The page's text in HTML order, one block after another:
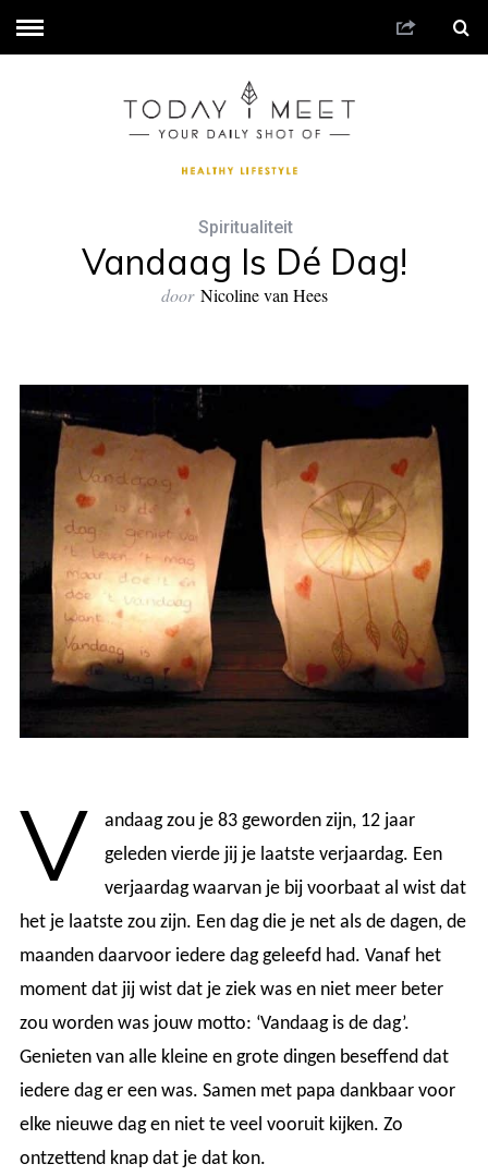
Spiritualiteit
Vandaag Is Dé Dag!
door Nicoline van Hees
V
andaag zou je 83 geworden zijn, 12 jaar
geleden vierde jij je laatste verjaardag. Een
verjaardag waarvan je bij voorbaat al wist dat
het je laatste zou zijn. Een dag die je net als de dagen, de
maanden daarvoor iedere dag geleefd had. Vanaf het
moment dat jij wist dat je ziek was en niet meer beter
zou worden was jouw motto: ‘Vandaag is de dag’.
Genieten van alle kleine en grote dingen beseffend dat
iedere dag er een was. Samen met papa dankbaar voor
elke nieuwe dag en niet te veel vooruit kijken. Zo
ontzettend knap dat je dat kon.